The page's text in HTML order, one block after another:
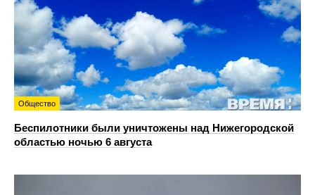
Общество
Беспилотники были уничтожены над Нижегородской
областью ночью 6 августа